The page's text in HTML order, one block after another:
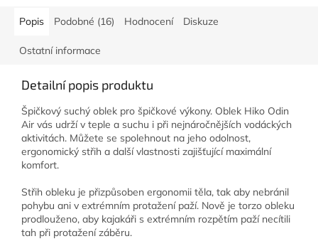
Popis Podobné (16) Hodnocení Diskuze
Ostatní informace
Detailní popis produktu
Špičkový suchý oblek pro špičkové výkony. Oblek Hiko Odin
Air vás udrží v teple a suchu i při nejnáročnějších vodáckých
aktivitách. Můžete se spolehnout na jeho odolnost,
ergonomický střih a další vlastnosti zajišťující maximální
komfort.
Střih obleku je přizpůsoben ergonomii těla, tak aby nebránil
pohybu ani v extrémním protažení paží. Nově je torzo obleku
prodlouženo, aby kajakáři s extrémním rozpětím paží necítili
tah při protažení záběru.